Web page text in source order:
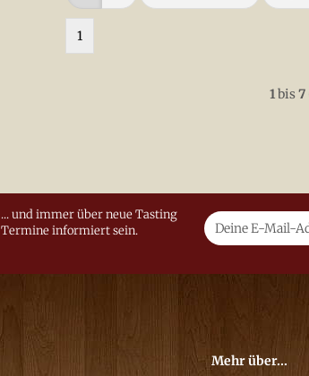
1
1bis7
... und immer über neue Tasting
Termine informiert sein.
Mehr über...